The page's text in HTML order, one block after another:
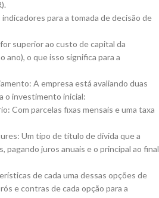
para a tomada de decisão de
superior ao custo de capital da
ano), o que isso significa para a
A empresa está avaliando duas
o investimento inicial:
Com parcelas fixas mensais e uma taxa
Um tipo de título de dívida que a
pagando juros anuais e o principal ao final
de cada uma dessas opções de
e contras de cada opção para a